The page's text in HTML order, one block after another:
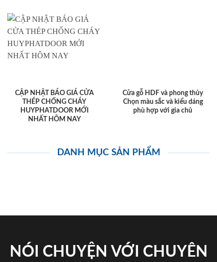
CẬP NHẬT BÁO GIÁ CỬA
THÉP CHỐNG CHÁY
HUYPHATDOOR MỚI
NHẤT HÔM NAY
Cửa gỗ HDF và phong thủy
Chọn màu sắc và kiểu dáng
phù hợp với gia chủ
DANH MỤC SẢN PHẨM
NÓI CHUYỆN VỚI CHUYÊN